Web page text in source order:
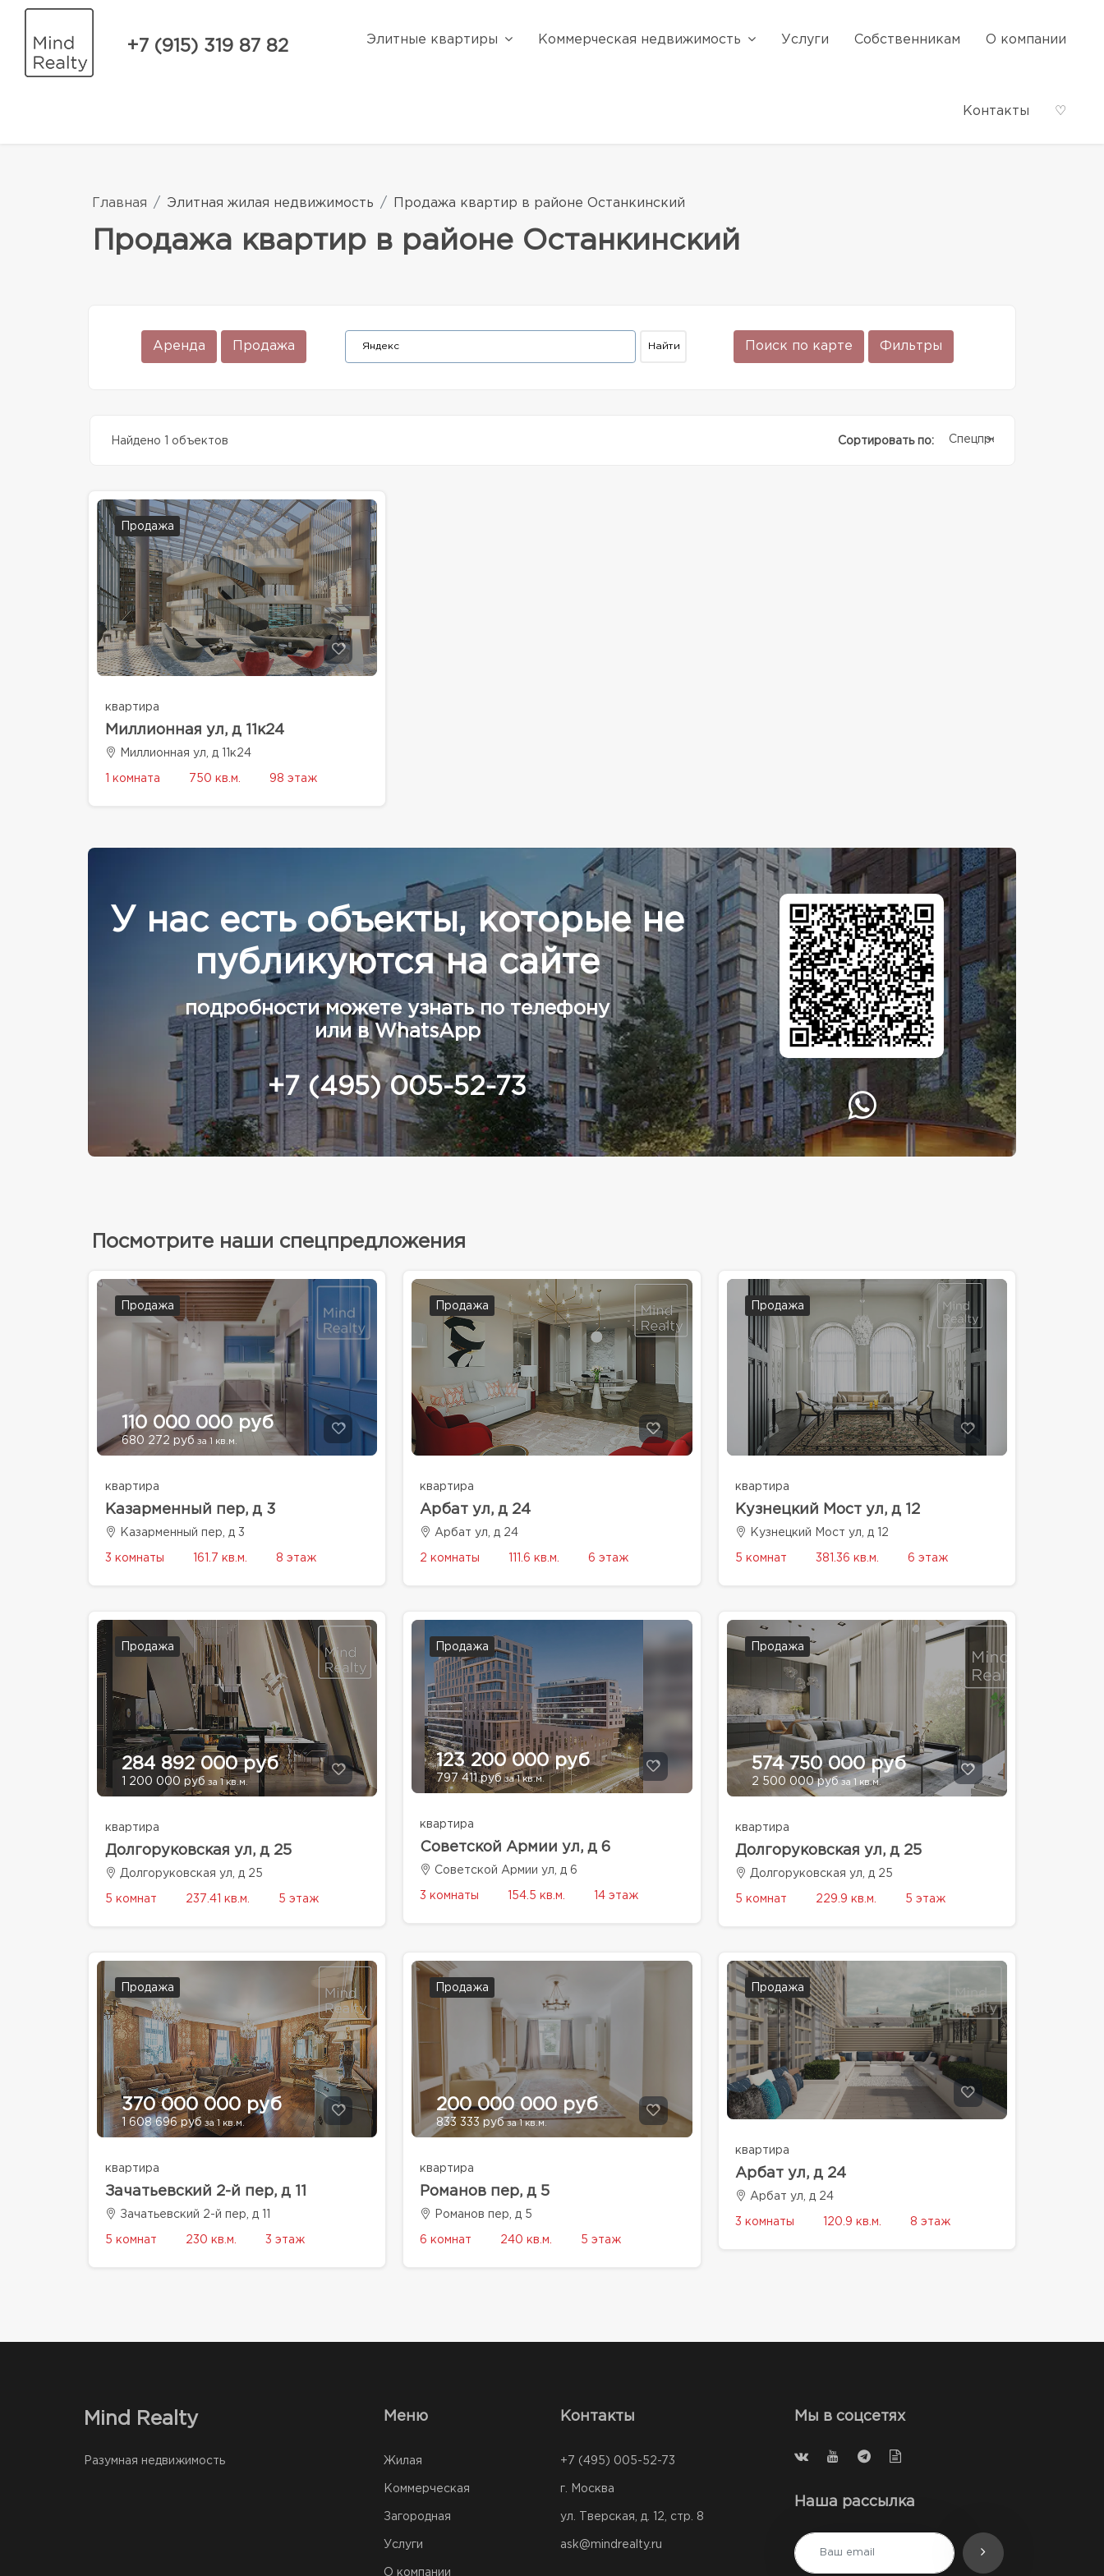
+7 (915) 319 87 82 Элитные квартиры Коммерческая недвижимость Услуги Собственникам О компании
Контакты ♡
Главная Элитная жилая недвижимость Продажа квартир в районе Останкинский
Продажа квартир в районе Останкинский
Аренда Продажа Поиск по карте Фильтры
Найдено 1 объектов Сортировать по: Спецпредолжение
Продажа
квартира
Миллионная ул, д 11к24
Миллионная ул, д 11к24
1 комната 750 кв.м. 98 этаж
У нас есть объекты, которые не
публикуются на сайте
подробности можете узнать по телефону
или в WhatsApp
+7 (495) 005-52-73
Посмотрите наши спецпредложения
Продажа
110 000 000 руб
680 272 руб за 1 кв.м.
квартира
Казарменный пер, д 3
Казарменный пер, д 3
3 комнаты 161.7 кв.м. 8 этаж
Продажа
квартира
Арбат ул, д 24
Арбат ул, д 24
2 комнаты 111.6 кв.м. 6 этаж
Продажа
квартира
Кузнецкий Мост ул, д 12
Кузнецкий Мост ул, д 12
5 комнат 381.36 кв.м. 6 этаж
Продажа
284 892 000 руб
1 200 000 руб за 1 кв.м.
квартира
Долгоруковская ул, д 25
Долгоруковская ул, д 25
5 комнат 237.41 кв.м. 5 этаж
Продажа
123 200 000 руб
797 411 рубза 1 кв.м.
квартира
Советской Армии ул, д 6
Советской Армии ул, д 6
3 комнаты 154.5 кв.м. 14 этаж
Продажа
574 750 000 руб
2 500 000 рубза 1 кв.м.
квартира
Долгоруковская ул, д 25
Долгоруковская ул, д 25
5 комнат 229.9 кв.м. 5 этаж
Продажа
370 000 000 руб
1 608 696 руб за 1 кв.м.
квартира
Зачатьевский 2-й пер, д 11
Зачатьевский 2-й пер, д 11
5 комнат 230 кв.м. 3 этаж
Продажа
200 000 000 руб
833 333 рубза 1 кв.м.
квартира
Романов пер, д 5
Романов пер, д 5
6 комнат 240 кв.м. 5 этаж
Продажа
квартира
Арбат ул, д 24
Арбат ул, д 24
3 комнаты 120.9 кв.м. 8 этаж
Mind Realty
Разумная недвижимость
Меню
Жилая
Коммерческая
Загородная
Услуги
О компании
Контакты
+7 (495) 005-52-73
г. Москва
ул. Тверская, д. 12, стр. 8
ask@mindrealty.ru
Мы в соцсетях
Наша рассылка